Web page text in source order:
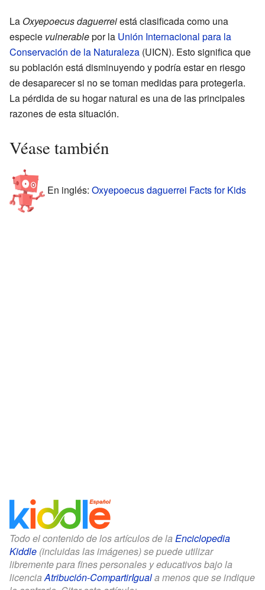
La Oxyepoecus daguerreiestá clasificada como una
especie vulnerablepor la Unión Internacional para la
Conservación de la Naturaleza (UICN). Esto significa que
su población está disminuyendo y podría estar en riesgo
de desaparecer si no se toman medidas para protegerla.
La pérdida de su hogar natural es una de las principales
razones de esta situación.
Véase también
En inglés: Oxyepoecus daguerrei Facts for Kids
Todo el contenido de los artículos de la Enciclopedia
Kiddle (incluidas las imágenes) se puede utilizar
libremente para fines personales y educativos bajo la
licenciaAtribución-CompartirIguala menos que se indique